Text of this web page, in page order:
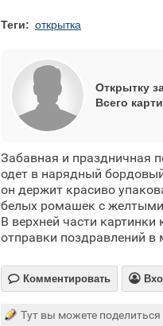
Теги: открытка
Открытку
Всего
Забавная и праздничная
одет в нарядный
он держит красиво
белых ромашек с желтыми
В верхней части
отправки поздравлений в
 Комментировать 
Тут вы можете